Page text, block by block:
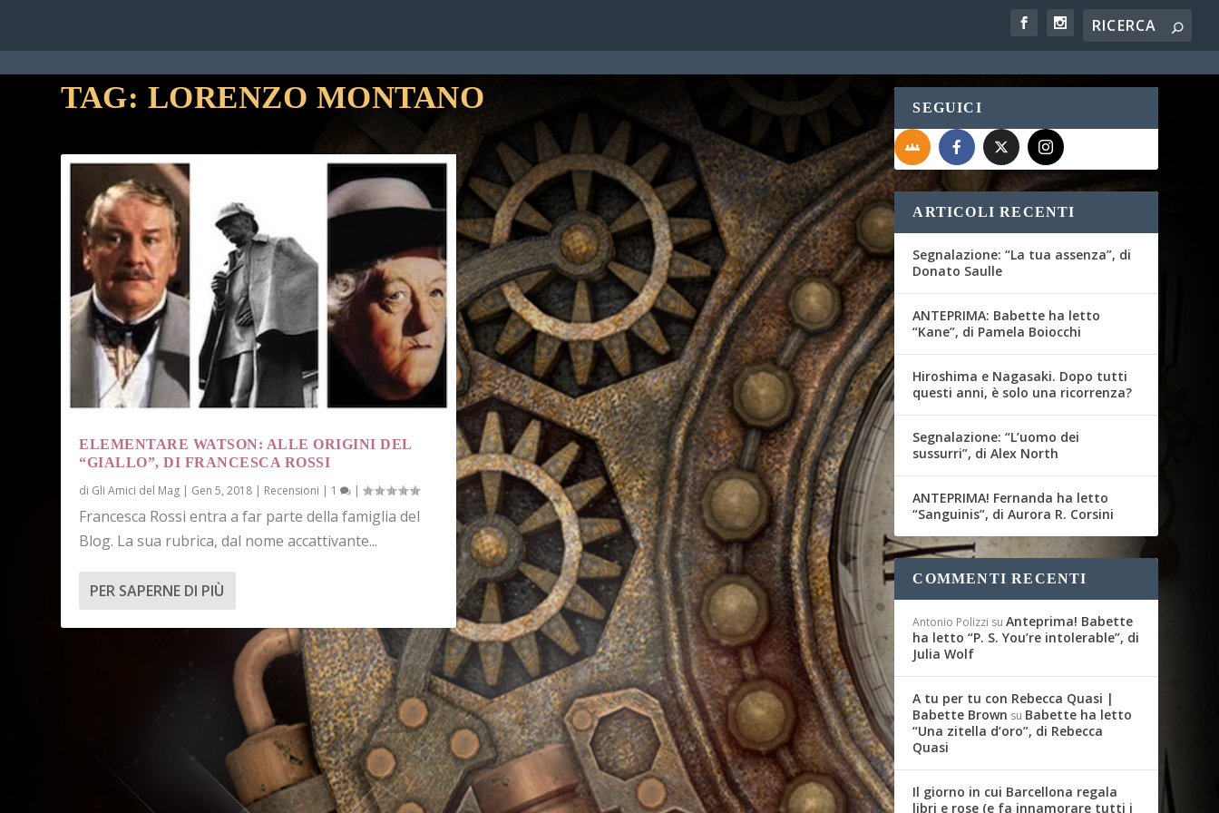
TAG: LORENZO MONTANO
ELEMENTARE WATSON: ALLE ORIGINI DEL
“GIALLO”, DI FRANCESCA ROSSI
di Gli Amici del Mag | Gen 5, 2018 | Recensioni | 1 |
Francesca Rossi entra a far parte della famiglia del
Blog. La sua rubrica, dal nome accattivante...
PER SAPERNE DI PIÙ
SEGUICI
ARTICOLI RECENTI
Segnalazione: “La tua assenza”, di
Donato Saulle
ANTEPRIMA: Babette ha letto
“Kane”, di Pamela Boiocchi
Hiroshima e Nagasaki. Dopo tutti
questi anni, è solo una ricorrenza?
Segnalazione: “L’uomo dei
sussurri”, di Alex North
ANTEPRIMA! Fernanda ha letto
“Sanguinis”, di Aurora R. Corsini
COMMENTI RECENTI
Antonio Polizzi suAnteprima! Babette
ha letto “P. S. You’re intolerable”, di
Julia Wolf
A tu per tu con Rebecca Quasi |
Babette Brown su Babette ha letto
“Una zitella d’oro”, di Rebecca
Quasi
Il giorno in cui Barcellona regala
libri e rose (e fa innamorare tutti i